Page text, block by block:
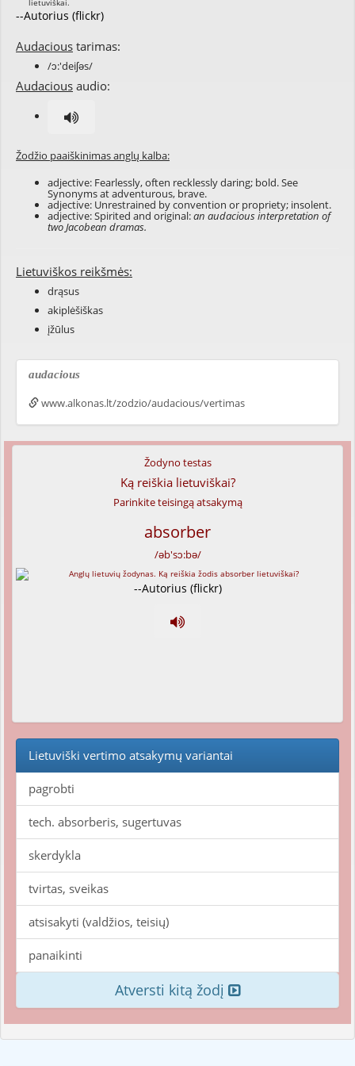
--Autorius (flickr)
Audacious tarimas:
/ɔ:'deiʃəs/
Audacious audio:
Žodžio paaiškinimas anglų kalba:
adjective: Fearlessly, often recklessly daring; bold. See
Synonyms atadventurous, brave.
adjective: Unrestrained by convention or propriety; insolent.
adjective: Spirited and original:an audacious interpretation of
two Jacobean dramas.
Lietuviškos reikšmės:
drąsus
akiplėšiškas
įžūlus
audacious
www.alkonas.lt/zodzio/audacious/vertimas
Žodyno testas
Ką reiškia lietuviškai?
Parinkite teisingą atsakymą
absorber
/əb'sɔ:bə/
--Autorius (flickr)
Lietuviški vertimo atsakymų variantai
pagrobti
tech. absorberis, sugertuvas
skerdykla
tvirtas, sveikas
atsisakyti (valdžios, teisių)
panaikinti
Atversti kitą žodį